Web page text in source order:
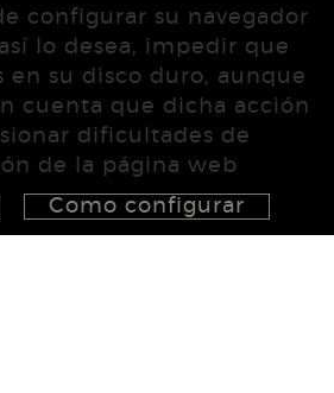
configurar su navegador
lo desea, impedir que
en su disco duro, aunque
cuenta que dicha acción
dificultades de
de la página web
Como configurar